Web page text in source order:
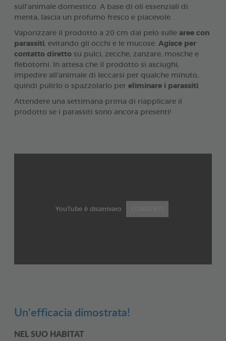
sull'animale domestico. A base di oli essenziali di
menta, lascia un profumo fresco e piacevole.
Vaporizzare il prodotto a 20 cm dal pelo sulle aree con
parassiti, evitando gli occhi e le mucose. Agisce per
contatto diretto su pulci, zecche, zanzare, mosche e
flebotomi. In attesa che il prodotto si asciughi,
impedire all'animale di leccarsi per qualche minuto,
quindi pulirlo o spazzolarlo per eliminare i parassiti.
Attendere una settimana prima di riapplicare il
prodotto se i parassiti sono ancora presenti!
YouTube è disattivato
Un'efficacia dimostrata!
NEL SUO HABITAT